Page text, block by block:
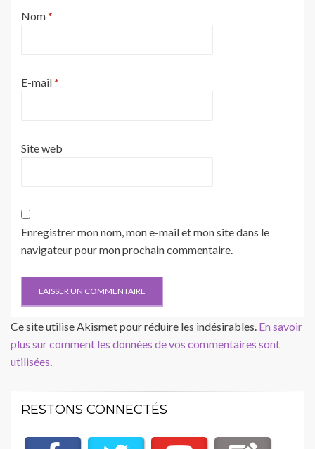
Nom*
E-mail*
Site web
Enregistrer mon nom, mon e-mail et mon site dans le
navigateur pour mon prochain commentaire.
Ce site utilise Akismet pour réduire les indésirables. En savoir
plus sur comment les données de vos commentaires sont
utilisées.
RESTONS CONNECTÉS